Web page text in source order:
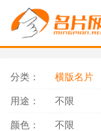
分类： 横版名片
用途： 不限
颜色： 不限